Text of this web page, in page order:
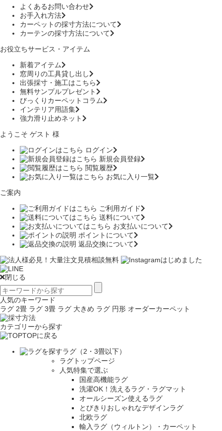
よくあるお問い合わせ
お手入れ方法
カーペットの採寸方法について
カーテンの採寸方法について
お役立ちサービス・アイテム
新着アイテム
窓周りの工具貸し出し
出張採寸・施工はこちら
無料サンプルプレゼント
びっくりカーペットコラム
インテリア用語集
強力滑り止めネット
ようこそ ゲスト 様
ログイン
新規会員登録
閲覧履歴
お気に入り一覧
ご案内
ご利用ガイド
送料について
お支払いについて
ポイントについて
返品交換について
閉じる
人気のキーワード
ラグ 2畳 ラグ 3畳 ラグ 大きめ ラグ 円形 オーダーカーペット
カテゴリーから探す
TOPに戻る
ラグ（2・3畳以下）
ラグトップページ
人気特集で選ぶ
国産高機能ラグ
洗濯OK！洗えるラグ・ラグマット
オールシーズン使えるラグ
とびきりおしゃれなデザインラグ
北欧ラグ
輸入ラグ（ウィルトン）・カーペット